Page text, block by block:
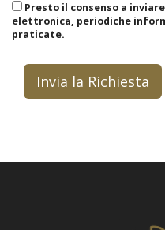
Presto il consenso a
elettronica, periodiche
praticate.
Invia la Richiesta